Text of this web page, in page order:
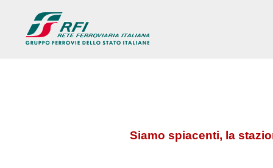
Siamo spiacenti, la